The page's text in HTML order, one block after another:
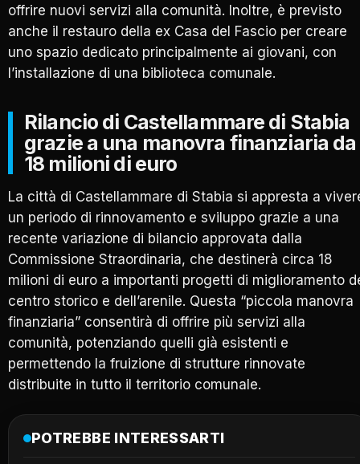
offrire nuovi servizi alla comunità. Inoltre, è previsto
anche il restauro della ex Casa del Fascio per creare
uno spazio dedicato principalmente ai giovani, con
l’installazione di una biblioteca comunale.
Rilancio di Castellammare di Stabia
grazie a una manovra finanziaria da
18 milioni di euro
La città di Castellammare di Stabia si appresta a
un periodo di rinnovamento e sviluppo grazie a una
recente variazione di bilancio approvata dalla
Commissione Straordinaria, che destinerà circa 18
milioni di euro a importanti progetti di miglioramento
centro storico e dell’arenile. Questa “piccola manovra
finanziaria” consentirà di offrire più servizi alla
comunità, potenziando quelli già esistenti e
permettendo la fruizione di strutture rinnovate
distribuite in tutto il territorio comunale.
POTREBBE INTERESSARTI